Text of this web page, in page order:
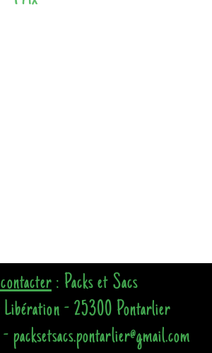
: Packs et Sacs
Libération - 25300 Pontarlier
packsetsacs.pontarlier@gmail.com